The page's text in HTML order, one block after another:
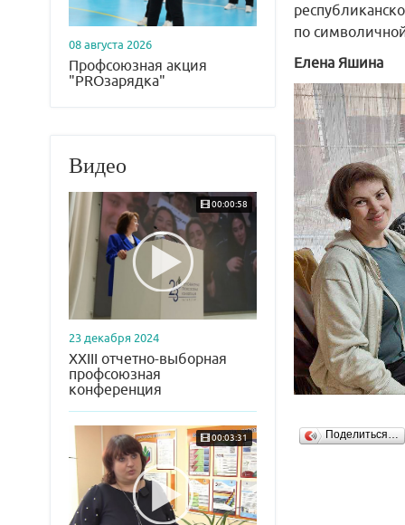
08 августа 2026
Профсоюзная акция
"PROзарядка"
Видео
00:00:58
23 декабря 2024
XXIII отчетно-выборная
профсоюзная
конференция
00:03:31
по
Елена Яшина
Поделиться…